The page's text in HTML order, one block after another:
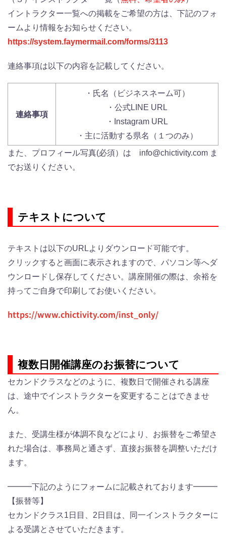
イントラクター一覧への掲載をご希望の方は、下記のフォ
ームより情報をお知らせください。
https://system.faymermail.com/forms/3113
連絡事項は以下の内容を記載してください。
連絡事項
・氏名（ビジネスネーム可）
・公式LINE URL
・Instagram URL
・主に活動する県名（１つのみ）
また、プロフィール写真(必須）は info@chictivity.com ま
でお送りください。
テキストについて
テキストは以下のURLよりダウンロード可能です。
クリックすると画面に表示されますので、パソコン等へダ
ウンロードし保存してください。講座開催の際は、余裕を
持ってご自身で印刷してお使いください。
https://www.chictivity.com/inst_only/
複数日開催講座のお振替について
セカンドクラスなどのように、複数日で開催される講座
は、途中でインストラクターを変更することはできませ
ん。
また、受講生様が体調不良などにより、お振替をご希望さ
れた場合は、事務局と通さず、直接お振替を調整いただけ
ます。
━━━下記のようにフォームに記載されております━━━
【振替等】
セカンドクラス1日目、2日目は、同一インストラクターに
よる受講とさせていただきます。